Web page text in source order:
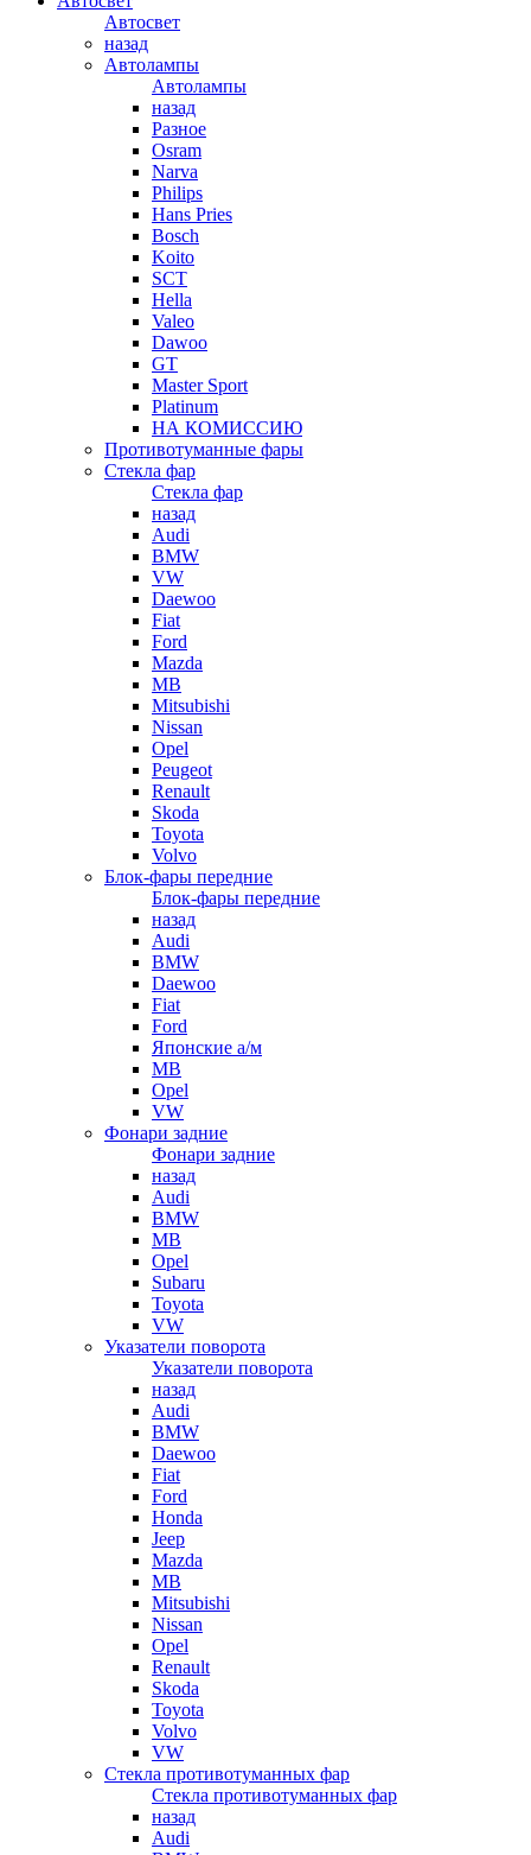
Автосвет
назад
Автолампы
Автолампы
назад
Разное
Osram
Narva
Philips
Hans Pries
Bosch
Koito
SCT
Hella
Valeo
Dawoo
GT
Master Sport
Platinum
НА КОМИССИЮ
Противотуманные фары
Стекла фар
Стекла фар
назад
Audi
BMW
VW
Daewoo
Fiat
Ford
Mazda
MB
Mitsubishi
Nissan
Opel
Peugeot
Renault
Skoda
Toyota
Volvo
Блок-фары передние
Блок-фары передние
назад
Audi
BMW
Daewoo
Fiat
Ford
Японские а/м
MB
Opel
VW
Фонари задние
Фонари задние
назад
Audi
BMW
MB
Opel
Subaru
Toyota
VW
Указатели поворота
Указатели поворота
назад
Audi
BMW
Daewoo
Fiat
Ford
Honda
Jeep
Mazda
MB
Mitsubishi
Nissan
Opel
Renault
Skoda
Toyota
Volvo
VW
Стекла противотуманных фар
Стекла противотуманных фар
назад
Audi